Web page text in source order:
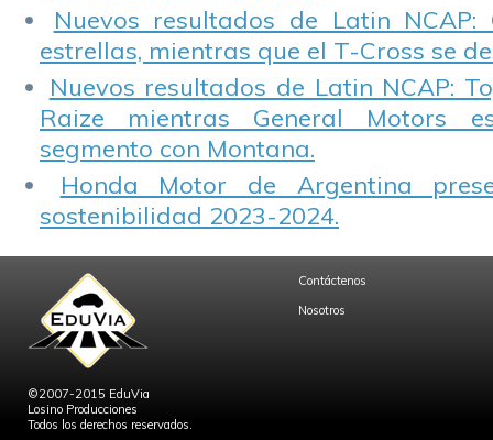
Nuevos resultados de Latin NCAP:
estrellas, mientras que el T-Cross se
Nuevos resultados de Latin NCAP:
Raize mientras General Motors
segmento con Montana.
Honda Motor de Argentina
sostenibilidad 2023-2024.
©2007-2015 EduVia
Losino Producciones
Todos los derechos reservados.
Contáctenos
Nosotros